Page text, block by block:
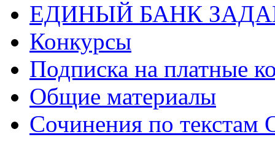
ЕДИНЫЙ БАНК
Конкурсы
Подписка на платные
Общие материалы
Сочинения по текстам